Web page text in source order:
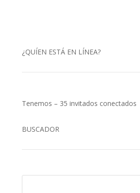
¿QUÍEN ESTÁ EN LÍNEA?
Tenemos – 35 invitados conectados
BUSCADOR